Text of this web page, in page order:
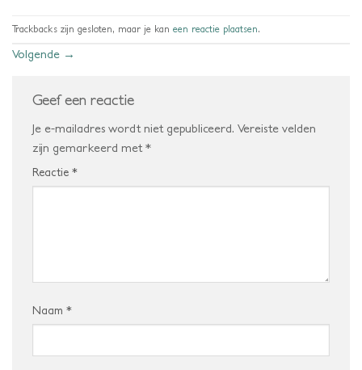
Trackbacks zijn gesloten, maar je kan een reactie plaatsen.
Volgende →
Geef een reactie
Je e-mailadres wordt niet gepubliceerd. Vereiste velden
zijn gemarkeerd met *
Reactie *
Naam *